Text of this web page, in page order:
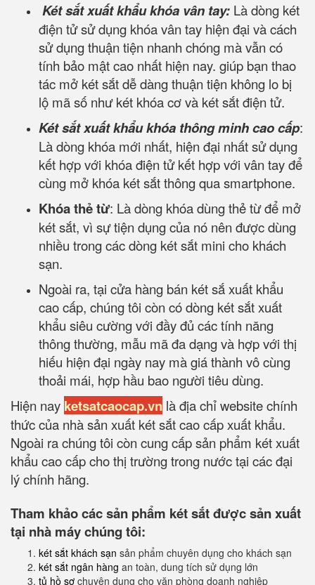
Két sắt xuất khẩu khóa vân tay: Là dòng két
điện tử sử dụng khóa vân tay hiện đại và cách
sử dụng thuận tiện nhanh chóng mà vẫn có
tính bảo mật cao nhất hiện nay. giúp bạn thao
tác mở két sắt dễ dàng thuận tiện không lo bị
lộ mã số như két khóa cơ và két sắt điện tử.
Két sắt xuất khẩu khóa thông minh cao cấp:
Là dòng khóa mới nhất, hiện đại nhất sử dụng
kết hợp với khóa điện tử kết hợp với vân tay để
cùng mở khóa két sắt thông qua smartphone.
Khóa thẻ từ: Là dòng khóa dùng thẻ từ để mở
két sắt, vì sự tiện dụng của nó nên được dùng
nhiều trong các dòng két sắt mini cho khách
sạn.
Ngoài ra, tại cửa hàng bán két sắ xuất khẩu
cao cấp, chúng tôi còn có dòng két sắt xuất
khẩu siêu cường với đầy đủ các tính năng
thông thường, mẫu mã đa dạng và hợp với thị
hiếu hiện đại ngày nay mà giá thành vô cùng
thoải mái, hợp hầu bao người tiêu dùng.
Hiện nay ketsatcaocap.vn là địa chỉ website chính
thức của nhà sản xuất két sắt cao cấp xuất khẩu.
Ngoài ra chúng tôi còn cung cấp sản phẩm két xuất
khẩu cao cấp cho thị trường trong nước tại các đại
lý chính hãng.
Tham khảo các sản phẩm két sắt được sản xuất
tại nhà máy chúng tôi:
két sắt khách sạn sản phẩm chuyên dụng cho khách sạn
két sắt ngân hàng an toàn, dung tích sử dụng lớn
tủ hồ sơ chuyên dụng cho văn phòng doanh nghiệp